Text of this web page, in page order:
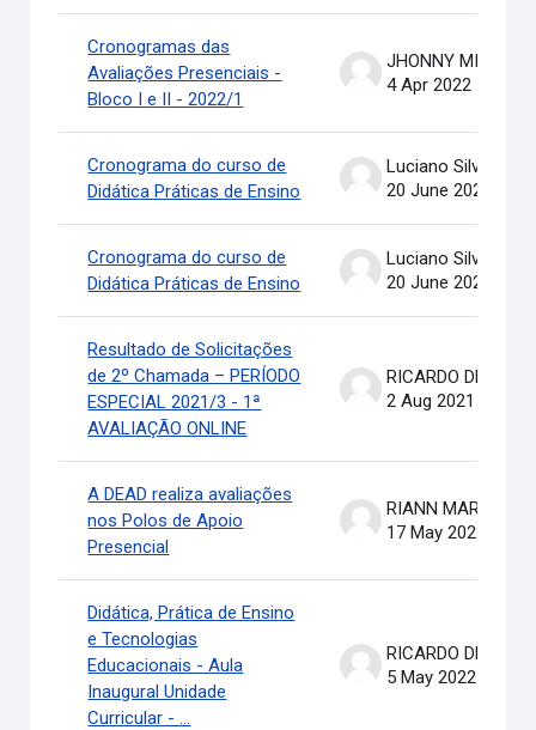
Cronogramas das
Avaliações Presenciais -
Bloco I e II - 2022/1
4 Apr 2022
Cronograma do curso de
Didática Práticas de Ensino
Luciano Silva
20 June 2022
Cronograma do curso de
Didática Práticas de Ensino
Luciano Silva
20 June 2022
Resultado de Solicitações
de 2º Chamada – PERÍODO
ESPECIAL 2021/3 - 1ª
AVALIAÇÃO ONLINE
2 Aug 2021
A DEAD realiza avaliações
nos Polos de Apoio
Presencial
17 May 2022
Didática, Prática de Ensino
e Tecnologias
Educacionais - Aula
Inaugural Unidade
Curricular - ...
5 May 2022